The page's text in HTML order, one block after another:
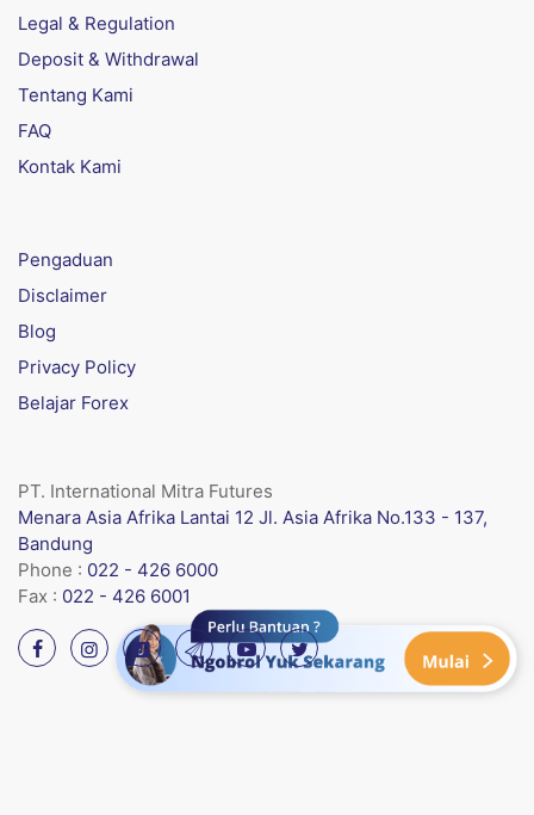
Legal & Regulation
Deposit & Withdrawal
Tentang Kami
FAQ
Kontak Kami
Pengaduan
Disclaimer
Blog
Privacy Policy
Belajar Forex
PT. International Mitra Futures
Menara Asia Afrika Lantai 12 Jl. Asia Afrika No.133 - 137,
Bandung
Phone : 022 - 426 6000
Fax : 022 - 426 6001